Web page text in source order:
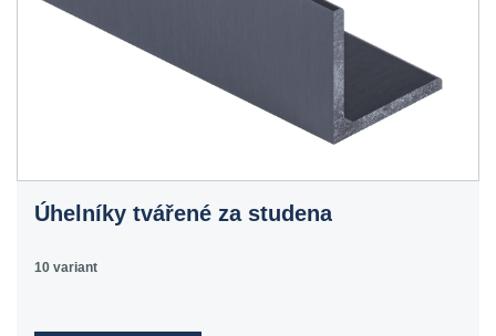
Úhelníky tvářené za studena
10 variant